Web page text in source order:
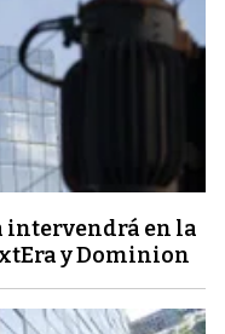
intervendrá en la
y Dominion